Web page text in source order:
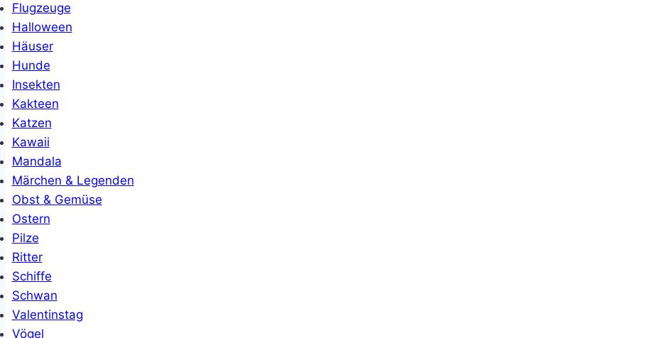
Flugzeuge
Halloween
Häuser
Hunde
Insekten
Kakteen
Katzen
Kawaii
Mandala
Märchen & Legenden
Obst & Gemüse
Ostern
Pilze
Ritter
Schiffe
Schwan
Valentinstag
Vögel